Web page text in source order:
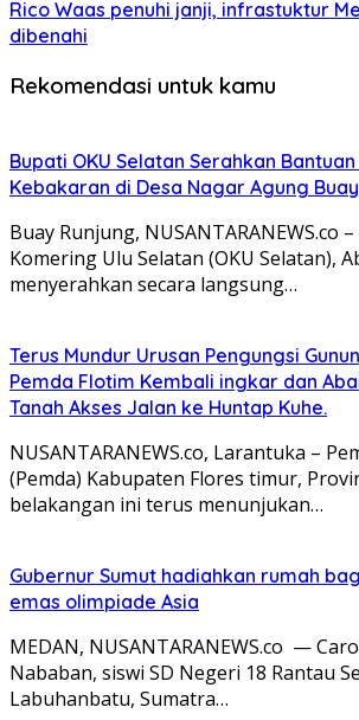
Rico Waas penuhi janji, infrastuktur
dibenahi
Rekomendasi untuk kamu
Bupati OKU Selatan Serahkan
Kebakaran di Desa Nagar Agung
Buay Runjung, NUSANTARANEWS.co
Komering Ulu Selatan (OKU Selatan),
menyerahkan secara langsung…
Terus Mundur Urusan Pengungsi
Pemda Flotim Kembali ingkar dan
Tanah Akses Jalan ke Huntap Kuhe.
NUSANTARANEWS.co, Larantuka –
(Pemda) Kabupaten Flores timur,
belakangan ini terus menunjukan…
Gubernur Sumut hadiahkan rumah
emas olimpiade Asia
MEDAN, NUSANTARANEWS.co —
Nababan, siswi SD Negeri 18 Rantau
Labuhanbatu, Sumatra…